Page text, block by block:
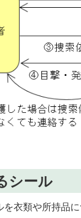
シール
を衣類や所持品